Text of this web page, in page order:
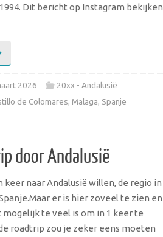
Dit bericht op Instagram bekijken
2026
20xx - Andalusië
de Colomares,Malaga, Spanje
door Andalusië
keer naar Andalusië willen, de regio in
er is hier zoveel te zien en
mogelijk te veel is om in 1 keer te
roadtrip zou je zeker eens moeten